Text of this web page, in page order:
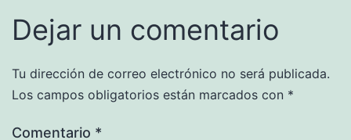
Dejar un comentario
Tu dirección de correo electrónico no será publicada.
Los campos obligatorios están marcados con *
Comentario *